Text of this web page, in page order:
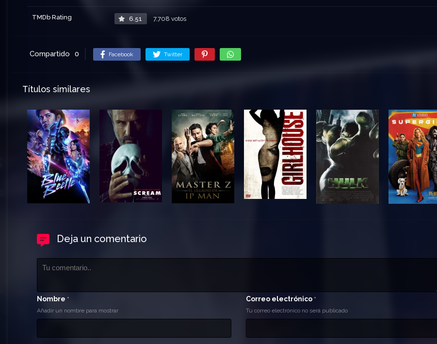
TMDb Rating 6.51 7,708 votos
Compartido 0 Facebook Twitter
Títulos similares
Deja un comentario
Nombre *
Añadir un nombre para mostrar
Correo electrónico *
Tu correo electrónico no será publicado